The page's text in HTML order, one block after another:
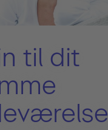
til dit